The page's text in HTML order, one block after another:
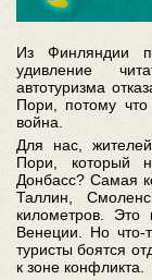
Из Финляндии
удивление
автотуризма
Пори, потому
война.
Для нас,
Пори, который
Донбасс? Самая
Таллин,
километров. Это
Венеции. Но
туристы боятся
к зоне конфликта.